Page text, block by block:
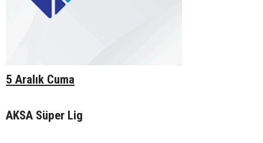
5 Aralık Cuma
AKSA Süper Lig